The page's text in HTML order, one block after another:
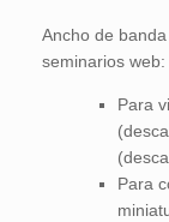
Ancho de
seminarios web:
Para
Para